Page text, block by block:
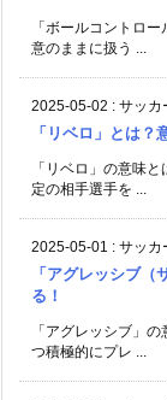
「ボールコントロ
意のままに扱う ...
2025-05-02 : サッカ
「リベロ」とは？
「リベロ」の意味
定の相手選手を ...
2025-05-01 : サッカ
「アグレッシブ
る！
「アグレッシブ」
つ積極的にプレ ...